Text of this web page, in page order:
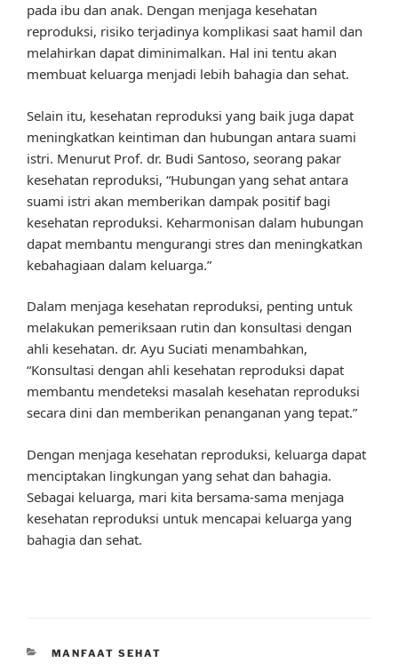
pada ibu dan anak. Dengan menjaga kesehatan
reproduksi, risiko terjadinya komplikasi saat hamil dan
melahirkan dapat diminimalkan. Hal ini tentu akan
membuat keluarga menjadi lebih bahagia dan sehat.
Selain itu, kesehatan reproduksi yang baik juga dapat
meningkatkan keintiman dan hubungan antara suami
istri. Menurut Prof. dr. Budi Santoso, seorang pakar
kesehatan reproduksi, “Hubungan yang sehat antara
suami istri akan memberikan dampak positif bagi
kesehatan reproduksi. Keharmonisan dalam hubungan
dapat membantu mengurangi stres dan meningkatkan
kebahagiaan dalam keluarga.”
Dalam menjaga kesehatan reproduksi, penting untuk
melakukan pemeriksaan rutin dan konsultasi dengan
ahli kesehatan. dr. Ayu Suciati menambahkan,
“Konsultasi dengan ahli kesehatan reproduksi dapat
membantu mendeteksi masalah kesehatan reproduksi
secara dini dan memberikan penanganan yang tepat.”
Dengan menjaga kesehatan reproduksi, keluarga dapat
menciptakan lingkungan yang sehat dan bahagia.
Sebagai keluarga, mari kita bersama-sama menjaga
kesehatan reproduksi untuk mencapai keluarga yang
bahagia dan sehat.
CATEGORIES
MANFAAT SEHAT